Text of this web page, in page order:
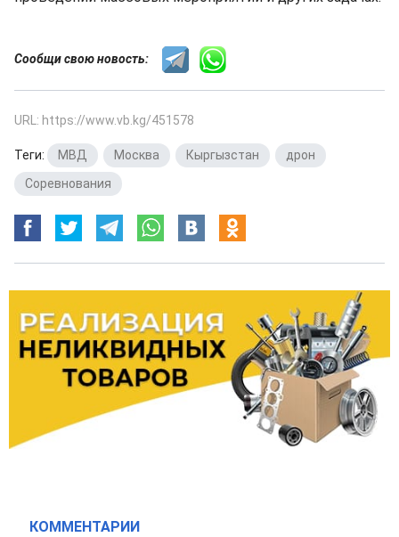
Сообщи свою новость:
URL: https://www.vb.kg/451578
Теги: МВД Москва Кыргызстан дрон
Соревнования
КОММЕНТАРИИ